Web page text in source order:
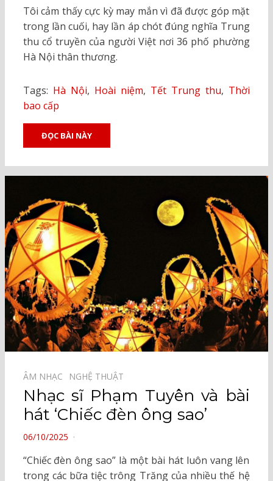
Tôi cảm thấy cực kỳ may mắn vì đã được góp mặt
trong lần cuối, hay lần áp chót đúng nghĩa Trung
thu cổ truyền của người Việt nơi 36 phố phường
Hà Nội thân thương.
Tags: Hà Nội, Hoài niệm, Tết Trung thu, Thời
bao cấp
ĐỌC BÀI NÀY
ÂM NHẠC⠀ NGHỆ THUẬT⠀
Nhạc sĩ Phạm Tuyên và bài
hát ‘Chiếc đèn ông sao’
POSTED
06/10/2025
“Chiếc đèn ông sao” là một bài hát luôn vang lên
trong các bữa tiệc trông Trăng của nhiều thế hệ